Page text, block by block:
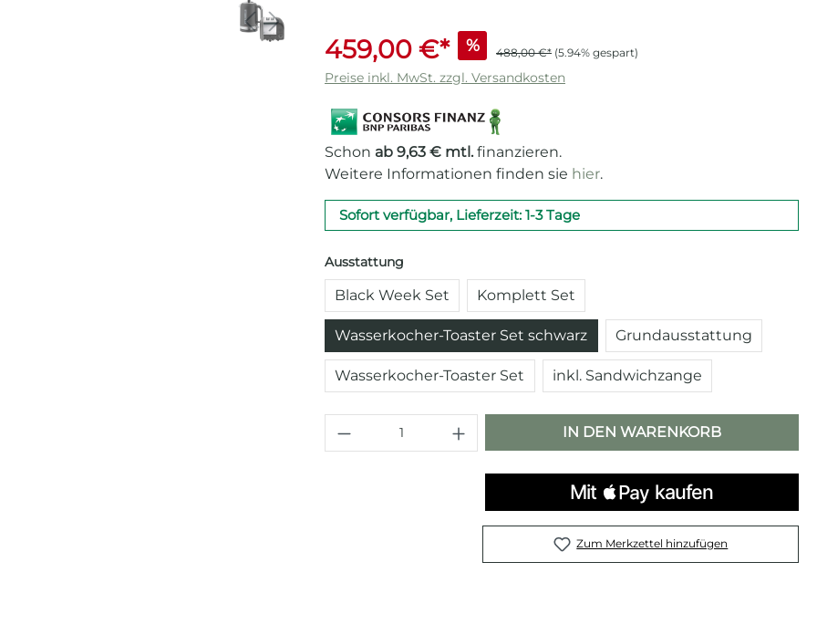
459,00 €* % 488,00 €* (5.94% gespart)
Preise inkl. MwSt. zzgl. Versandkosten
Schon ab 9,63 € mtl. finanzieren.
Weitere Informationen finden sie hier.
Sofort verfügbar, Lieferzeit: 1-3 Tage
Ausstattung
Black Week Set Komplett Set
Wasserkocher-Toaster Set schwarz Grundausstattung
Wasserkocher-Toaster Set inkl. Sandwichzange
Produkt Anzahl: Gib den gewünschten
IN DEN WARENKORB
Zum Merkzettel hinzufügen